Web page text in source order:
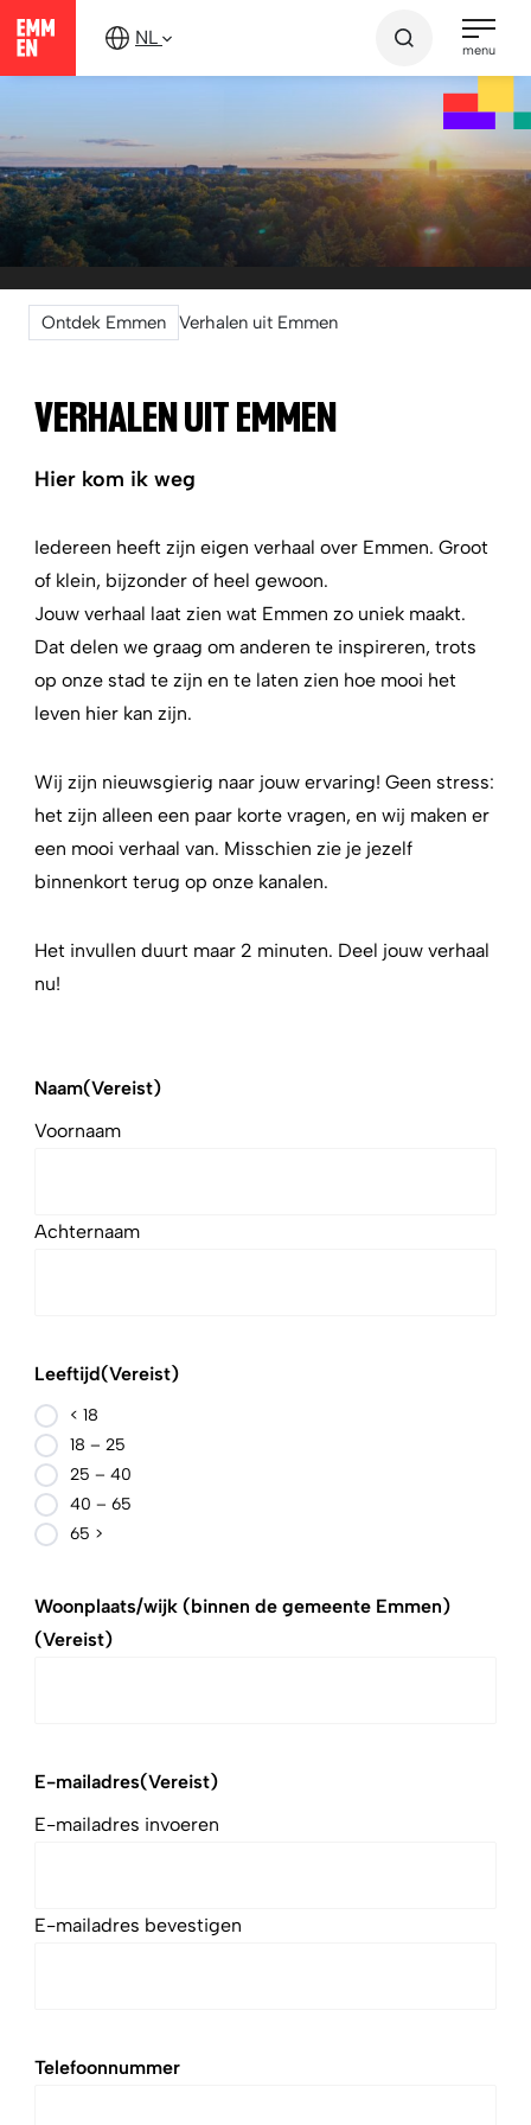
Verder
naar
content
NL
menu
Ontdek Emmen Verhalen uit Emmen
VERHALEN UIT EMMEN
Hier kom ik weg
Iedereen heeft zijn eigen verhaal over Emmen. Groot
of klein, bijzonder of heel gewoon.
Jouw verhaal laat zien wat Emmen zo uniek maakt.
Dat delen we graag om anderen te inspireren, trots
op onze stad te zijn en te laten zien hoe mooi het
leven hier kan zijn.
Wij zijn nieuwsgierig naar jouw ervaring! Geen stress:
het zijn alleen een paar korte vragen, en wij maken er
een mooi verhaal van. Misschien zie je jezelf
binnenkort terug op onze kanalen.
Het invullen duurt maar 2 minuten. Deel jouw verhaal
nu!
Naam(Vereist)
Voornaam
Achternaam
Leeftijd(Vereist)
< 18
18 – 25
25 – 40
40 – 65
65 >
Woonplaats/wijk (binnen de gemeente Emmen)
(Vereist)
E-mailadres(Vereist)
E-mailadres invoeren
E-mailadres bevestigen
Telefoonnummer